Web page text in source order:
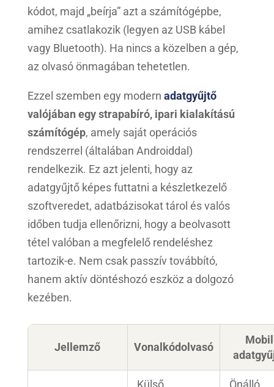
kódot, majd „beírja” azt a számítógépbe,
amihez csatlakozik (legyen az USB kábel
vagy Bluetooth). Ha nincs a közelben a gép,
az olvasó önmagában tehetetlen.
Ezzel szemben egy modern adatgyűjtő
valójában egy strapabíró, ipari kialakítású
számítógép, amely saját operációs
rendszerrel (általában Androiddal)
rendelkezik. Ez azt jelenti, hogy az
adatgyűjtő képes futtatni a készletkezelő
szoftveredet, adatbázisokat tárol és valós
időben tudja ellenőrizni, hogy a beolvasott
tétel valóban a megfelelő rendeléshez
tartozik-e. Nem csak passzív továbbító,
hanem aktív döntéshozó eszköz a dolgozó
kezében.
Jellemző Vonalkódolvasó
Mobil
Külső
Önálló